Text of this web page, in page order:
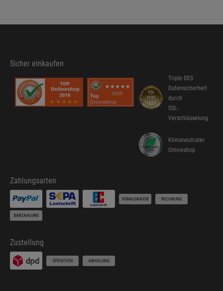
Sicher einkaufen
Triple DES
Datensicherheit
durch
SSL-
Verschlüsselung
Klimaneutraler
Onlineshop
Zahlungsarten
Zustellung